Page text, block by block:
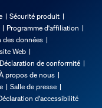
Sécurité produit
Programme d'affiliation
des données
Web
Déclaration de conformité
propos de nous
Salle de presse
d'accessibilité